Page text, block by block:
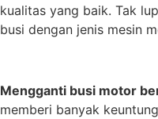
kualitas yang baik. Tak
busi dengan jenis mesin
Mengganti busi motor
memberi banyak